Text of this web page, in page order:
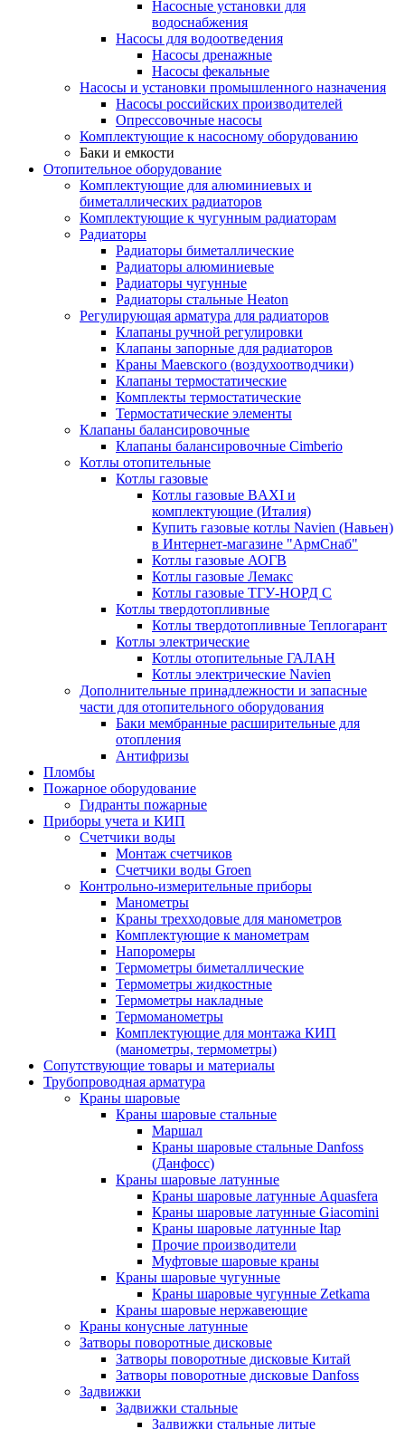
Насосные установки для
водоснабжения
Насосы для водоотведения
Насосы дренажные
Насосы фекальные
Насосы и установки промышленного назначения
Насосы российских производителей
Опрессовочные насосы
Комплектующие к насосному оборудованию
Баки и емкости
Отопительное оборудование
Комплектующие для алюминиевых и
биметаллических радиаторов
Комплектующие к чугунным радиаторам
Радиаторы
Радиаторы биметаллические
Радиаторы алюминиевые
Радиаторы чугунные
Радиаторы стальные Heaton
Регулирующая арматура для радиаторов
Клапаны ручной регулировки
Клапаны запорные для радиаторов
Краны Маевского (воздухоотводчики)
Клапаны термостатические
Комплекты термостатические
Термостатические элементы
Клапаны балансировочные
Клапаны балансировочные Cimberio
Котлы отопительные
Котлы газовые
Котлы газовые BAXI и
комплектующие (Италия)
Купить газовые котлы Navien (Навьен)
в Интернет-магазине "АрмСнаб"
Котлы газовые АОГВ
Котлы газовые Лемакс
Котлы газовые ТГУ-НОРД С
Котлы твердотопливные
Котлы твердотопливные Теплогарант
Котлы электрические
Котлы отопительные ГАЛАН
Котлы электрические Navien
Дополнительные принадлежности и запасные
части для отопительного оборудования
Баки мембранные расширительные для
отопления
Антифризы
Пломбы
Пожарное оборудование
Гидранты пожарные
Приборы учета и КИП
Счетчики воды
Монтаж счетчиков
Счетчики воды Groen
Контрольно-измерительные приборы
Манометры
Краны трехходовые для манометров
Комплектующие к манометрам
Напоромеры
Термометры биметаллические
Термометры жидкостные
Термометры накладные
Термоманометры
Комплектующие для монтажа КИП
(манометры, термометры)
Сопутствующие товары и материалы
Трубопроводная арматура
Краны шаровые
Краны шаровые стальные
Маршал
Краны шаровые стальные Danfoss
(Данфосс)
Краны шаровые латунные
Краны шаровые латунные Aquasfera
Краны шаровые латунные Giacomini
Краны шаровые латунные Itap
Прочие производители
Муфтовые шаровые краны
Краны шаровые чугунные
Краны шаровые чугунные Zetkama
Краны шаровые нержавеющие
Краны конусные латунные
Затворы поворотные дисковые
Затворы поворотные дисковые Китай
Затворы поворотные дисковые Danfoss
Задвижки
Задвижки стальные
Задвижки стальные литые